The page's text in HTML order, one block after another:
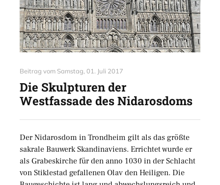
Beitrag vom Samstag, 01. Juli 2017
Die Skulpturen der
Westfassade des Nidarosdoms
Der Nidarosdom in Trondheim gilt als das größte
sakrale Bauwerk Skandinaviens. Errichtet wurde er
als Grabeskirche für den anno 1030 in der Schlacht
von Stiklestad gefallenen Olav den Heiligen. Die